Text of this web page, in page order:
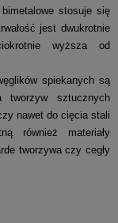
stosuje się
jest dwukrotnie
wyższa od
spiekanych są
tworzyw sztucznych
nawet do cięcia stali
również materiały
tworzywa czy cegły